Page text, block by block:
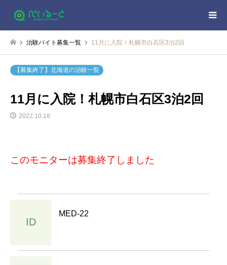
治験バイト募集一覧 11月に入院！札幌市白石区3泊2回
【募集終了】北海道の治験一覧
11月に入院！札幌市白石区3泊2回
2022.10.18
このモニターは募集終了しました
ID
MED-22